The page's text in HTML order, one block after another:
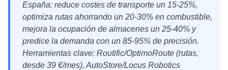
España: reduce costes de transporte un 15-25%,
optimiza rutas ahorrando un 20-30% en combustible,
mejora la ocupación de almacenes un 25-40% y
predice la demanda con un 85-95% de precisión.
Herramientas clave: Routific/OptimoRoute (rutas,
desde 39 €/mes), AutoStore/Locus Robotics